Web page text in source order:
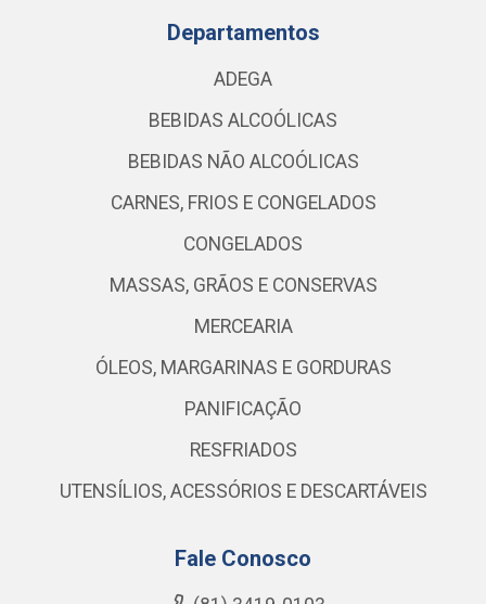
Departamentos
ADEGA
BEBIDAS ALCOÓLICAS
BEBIDAS NÃO ALCOÓLICAS
CARNES, FRIOS E CONGELADOS
CONGELADOS
MASSAS, GRÃOS E CONSERVAS
MERCEARIA
ÓLEOS, MARGARINAS E GORDURAS
PANIFICAÇÃO
RESFRIADOS
UTENSÍLIOS, ACESSÓRIOS E DESCARTÁVEIS
Fale Conosco